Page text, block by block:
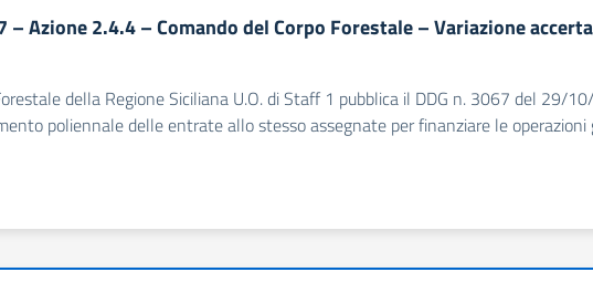
– Azione 2.4.4 – Comando del Corpo Forestale – Variazione
della Regione Siciliana U.O. di Staff 1 pubblica il DDG n. 3067 del 29/
poliennale delle entrate allo stesso assegnate per finanziare le